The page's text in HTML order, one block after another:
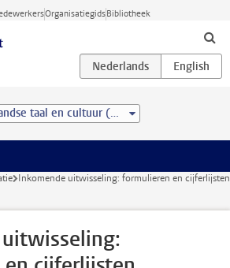
OrganisatiegidsBibliotheek
Nederlandse taal en cultuur (BA)
Inkomende uitwisseling: formulieren en cijferlijsten